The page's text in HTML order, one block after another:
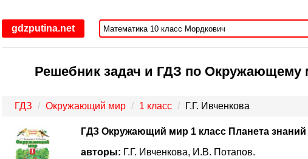
gdzputina.net
Решебник задач и ГДЗ по Окружающему
ГДЗ Окружающий мир 1 класс Г.Г. Ивченкова
ГДЗ Окружающий мир 1 класс Планета знаний
авторы: Г.Г. Ивченкова, И.В. Потапов.